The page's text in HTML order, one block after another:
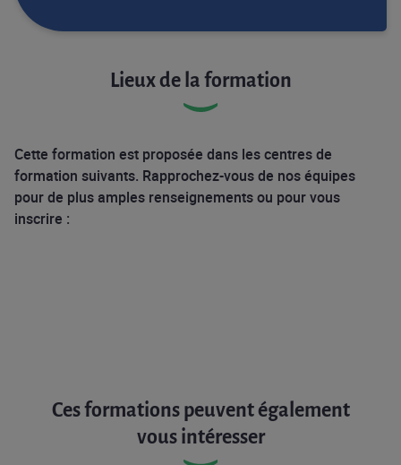
Lieux de la formation
Cette formation est proposée dans les centres de
formation suivants. Rapprochez-vous de nos équipes
pour de plus amples renseignements ou pour vous
inscrire :
Ces formations peuvent également
vous intéresser